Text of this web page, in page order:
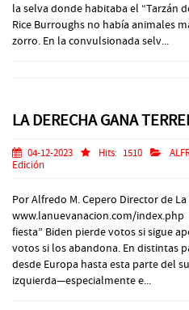
la selva donde habitaba el “Tarzán
Rice Burroughs no había animales
zorro. En la convulsionada selv...
LA DERECHA GANA
04-12-2023 Hits: 1510
Edición
Por Alfredo M. Cepero Director de
www.lanuevanacion.com/
fiesta” Biden pierde votos si sigue
votos si los abandona. En distintas
desde Europa hasta esta parte del
izquierda—especialmente e...